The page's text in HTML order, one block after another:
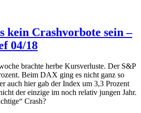
kein Crashvorbote sein –
04/18
brachte herbe Kursverluste. Der S&P
Beim DAX ging es nicht ganz so
auch hier gab der Index um 3,3 Prozent
der einzige im noch relativ jungen Jahr.
Crash?